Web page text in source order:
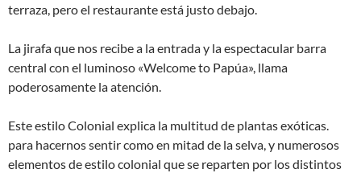
terraza, pero el restaurante está justo debajo.
La jirafa que nos recibe a la entrada y la espectacular barra
central con el luminoso «Welcome to Papúa», llama
poderosamente la atención.
Este estilo Colonial explica la multitud de plantas exóticas.
para hacernos sentir como en mitad de la selva, y numerosos
elementos de estilo colonial que se reparten por los distintos